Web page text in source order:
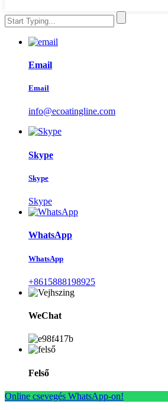
Email
Email
info@ecoatingline.com
Skype
Skype
Skype
WhatsApp
WhatsApp
+8615888198925
WeChat
Felső
Online csevegés WhatsApp-on!